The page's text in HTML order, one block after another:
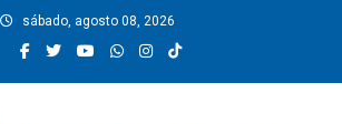
sábado, agosto 08, 2026